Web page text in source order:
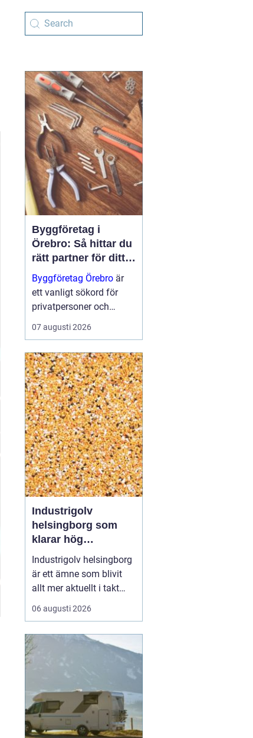
Byggföretag i
Örebro: Så hittar du
rätt partner för ditt
projekt
Byggföretag Örebro är
ett vanligt sökord för
privatpersoner och
företag som planerar att
bygga nytt, renovera eller
huset. Många vill ha en
trygg by...
07 augusti 2026
Industrigolv
helsingborg som
klarar hög
belastning och tuffa
krav
Industrigolv helsingborg
är ett ämne som blivit
allt mer aktuellt i takt
med att fler
verksamheter söker
lättskötta golvlösningar.
produktionsmiljöer
behöver golvet vara mer
än bara en slityta. Golvet
ska tåla tung trafi...
06 augusti 2026